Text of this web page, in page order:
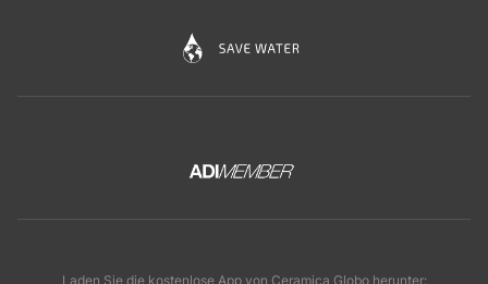
Laden Sie die kostenlose App von Ceramica Globo herunter: